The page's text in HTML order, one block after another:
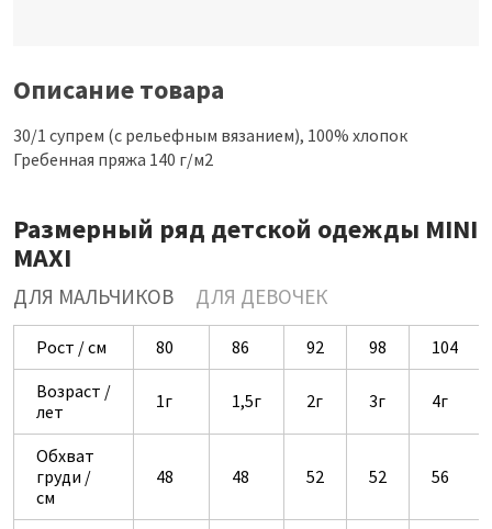
Описание товара
30/1 супрем (с рельефным вязанием), 100% хлопок
Гребенная пряжа 140 г/м2
Размерный ряд детской одежды MINI
MAXI
ДЛЯ МАЛЬЧИКОВ ДЛЯ ДЕВОЧЕК
Рост / см 80 86 92 98
104
Возраст /
лет
1г 1,5г 2г 3г 4г
Обхват
груди /
см
48 48 52 52 56